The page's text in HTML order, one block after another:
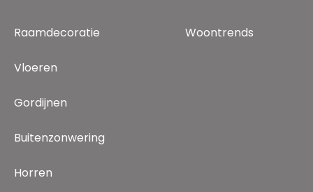
Raamdecoratie
Vloeren
Gordijnen
Buitenzonwering
Horren
Woontrends